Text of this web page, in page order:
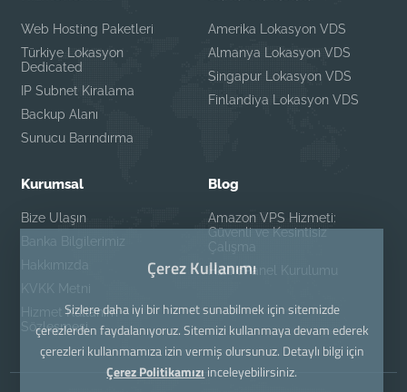
Web Hosting Paketleri
Türkiye Lokasyon
Dedicated
IP Subnet Kiralama
Backup Alanı
Sunucu Barındırma
Amerika Lokasyon VDS
Almanya Lokasyon VDS
Singapur Lokasyon VDS
Finlandiya Lokasyon VDS
Kurumsal
Bize Ulaşın
Banka Bilgilerimiz
Hakkımızda
KVKK Metni
Hizmet Kullanım
Sözleşmesi
Blog
Amazon VPS Hizmeti:
Güvenli ve Kesintisiz
Çalışma
Hızlı cPanel Kurulumu
Çerez Kullanımı
Sizlere daha iyi bir hizmet sunabilmek için sitemizde
çerezlerden faydalanıyoruz. Sitemizi kullanmaya devam ederek
çerezleri kullanmamıza izin vermiş olursunuz. Detaylı bilgi için
Çerez Politikamızı inceleyebilirsiniz.